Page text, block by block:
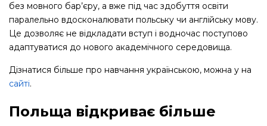
без мовного бар’єру, а вже під час здобуття освіти
паралельно вдосконалювати польську чи англійську мову.
Це дозволяє не відкладати вступ і водночас поступово
адаптуватися до нового академічного середовища.
Дізнатися більше про навчання українською, можна у на
сайті.
Польща відкриває більше